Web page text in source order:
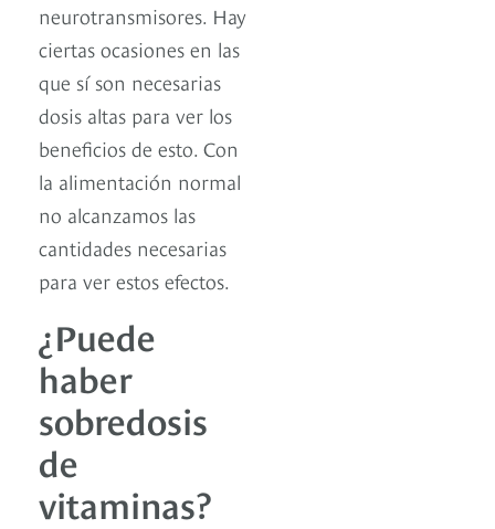
neurotransmisores. Hay
ciertas ocasiones en las
que sí son necesarias
dosis altas para ver los
beneficios de esto. Con
la alimentación normal
no alcanzamos las
cantidades necesarias
para ver estos efectos.
¿Puede
haber
sobredosis
de
vitaminas?